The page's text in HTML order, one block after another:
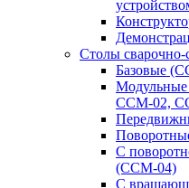
Столы
Базовые
ССМ-02,
С
(ССМ-04)
С